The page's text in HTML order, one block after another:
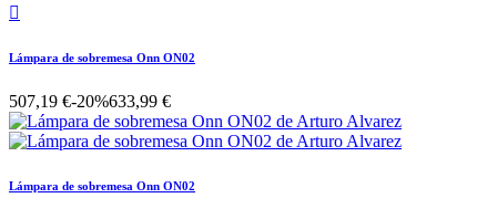

Lámpara de sobremesa Onn ON02
507,19 €-20%633,99 €
Lámpara de sobremesa Onn ON02